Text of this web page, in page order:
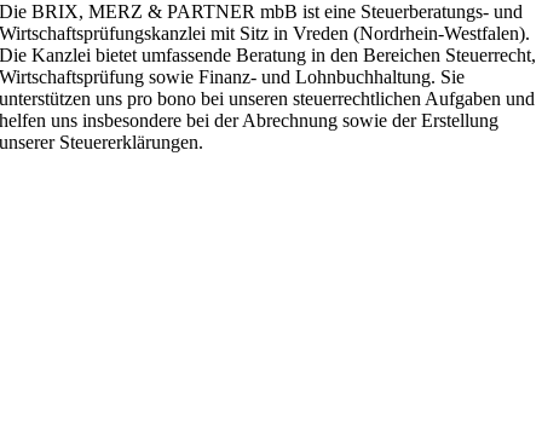
DieBRIX, MERZ & PARTNER mbB ist eine Steuerberatungs- und
Wirtschaftsprüfungskanzlei mit Sitz in Vreden (Nordrhein-Westfalen).
Die Kanzlei bietet umfassende Beratung in den Bereichen Steuerrecht,
Wirtschaftsprüfung sowie Finanz- und Lohnbuchhaltung. Sie
unterstützen uns pro bono bei unseren steuerrechtlichen Aufgaben und
helfen uns insbesondere bei der Abrechnung sowie der Erstellung
unserer Steuererklärungen.